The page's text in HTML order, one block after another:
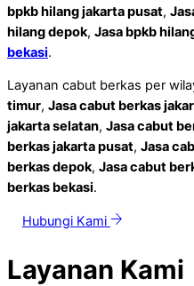
bpkb hilang jakarta pusat,
hilang depok, Jasa bpkb
bekasi.
Layanan cabut berkas per
timur, Jasa cabut berkas
jakarta selatan, Jasa cabut
berkas jakarta pusat, Jasa
berkas depok, Jasa cabut
berkas bekasi.
Hubungi Kami
Layanan Kami